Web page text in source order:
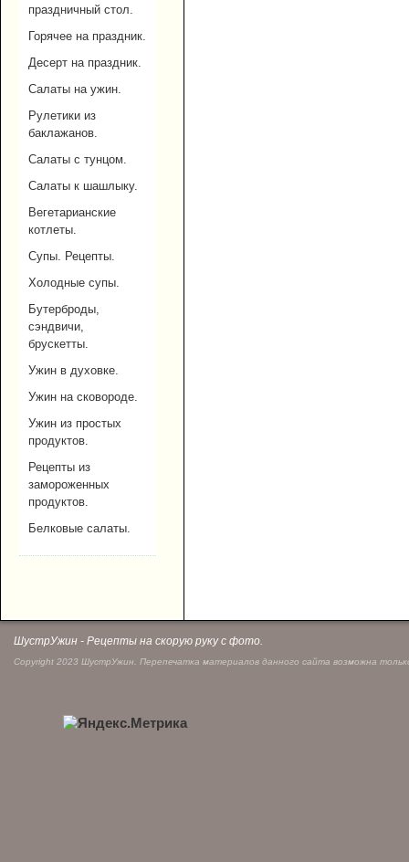
праздничный стол.
Горячее на праздник.
Десерт на праздник.
Салаты на ужин.
Рулетики из
баклажанов.
Салаты с тунцом.
Салаты к шашлыку.
Вегетарианские
котлеты.
Супы. Рецепты.
Холодные супы.
Бутерброды,
сэндвичи,
брускетты.
Ужин в духовке.
Ужин на сковороде.
Ужин из простых
продуктов.
Рецепты из
замороженных
продуктов.
Белковые салаты.
ШустрУжин - Рецепты на скорую руку с фото.
Copyright 2023 ШустрУжин. Перепечатка материалов данного сайта возможна